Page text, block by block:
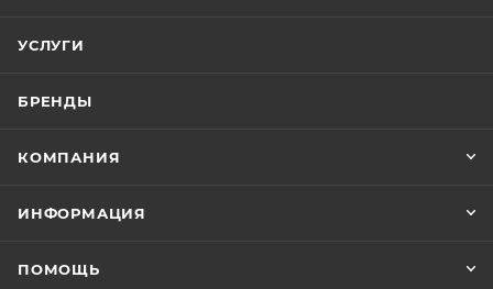
УСЛУГИ
БРЕНДЫ
КОМПАНИЯ
ИНФОРМАЦИЯ
ПОМОЩЬ